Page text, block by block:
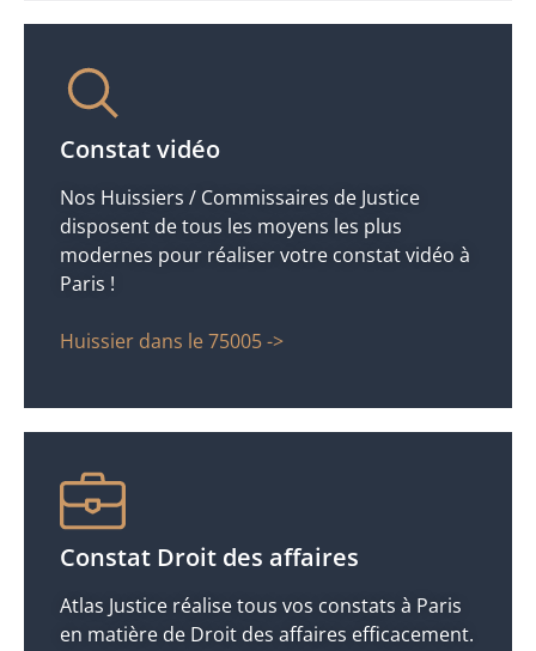
Constat vidéo
Nos Huissiers / Commissaires de Justice
disposent de tous les moyens les plus
modernes pour réaliser votre constat vidéo à
Paris !
Huissier dans le 75005 ->
Constat Droit des affaires
Atlas Justice réalise tous vos constats à Paris
en matière de Droit des affaires efficacement.